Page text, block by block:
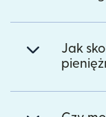
Jak